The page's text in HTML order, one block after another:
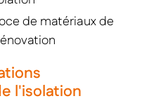
de matériaux de
l'isolation